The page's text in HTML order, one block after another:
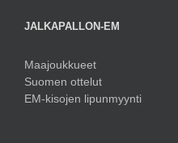
JALKAPALLON-EM
Maajoukkueet
Suomen ottelut
EM-kisojen lipunmyynti